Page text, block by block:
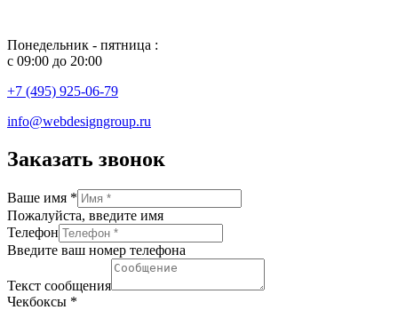
Понедельник - пятница :
с 09:00 до 20:00
+7 (495) 925-06-79
info@webdesigngroup.ru
Заказать звонок
Ваше имя *
Пожалуйста, введите имя
Телефон
Введите ваш номер телефона
Текст сообщения
Чекбоксы *